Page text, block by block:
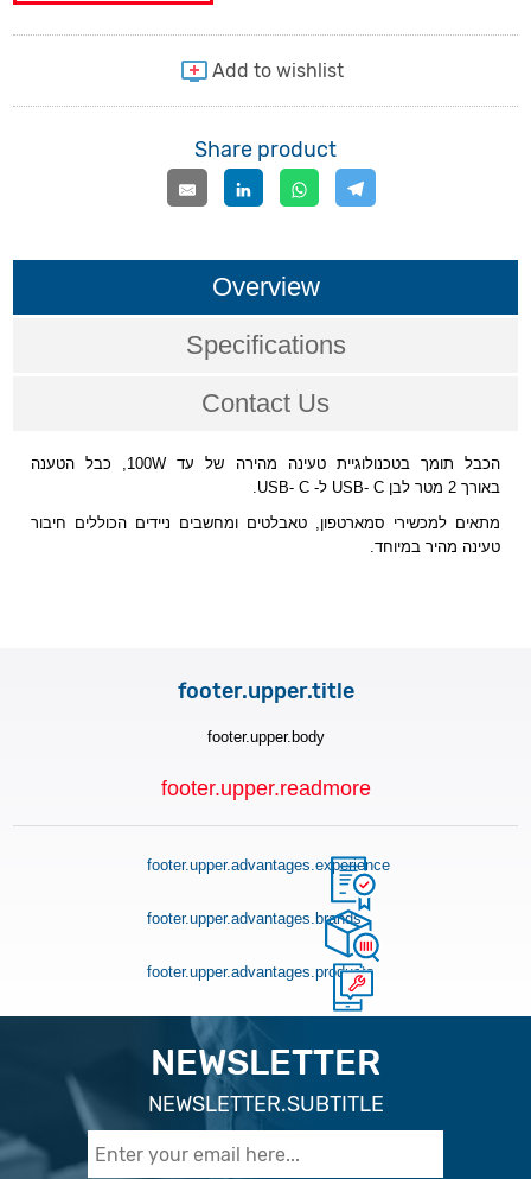
Share product
Overview
Specifications
Contact Us
הכבל תומך בטכנולוגיית טעינה מהירה של עד 100W, כבל הטענה
באורך 2 מטר לבן USB- C ל- USB- C.
מתאים למכשירי סמארטפון, טאבלטים ומחשבים ניידים הכוללים חיבור
טעינה מהיר במיוחד.
footer.upper.title
footer.upper.body
footer.upper.readmore
footer.upper.advantages.experience
footer.upper.advantages.brands
footer.upper.advantages.products
NEWSLETTER
NEWSLETTER.SUBTITLE